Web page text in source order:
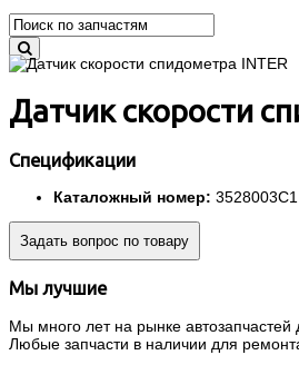
Датчик скорости
Спецификации
Каталожный номер:
Задать вопрос по товару
Мы лучшие
Мы много лет на рынке автозапчастей
Любые запчасти в наличии для